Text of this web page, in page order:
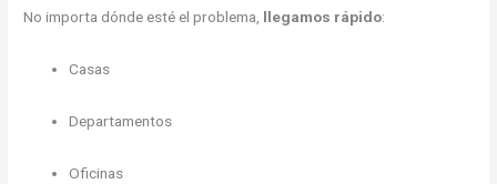
No importa dónde esté el problema, llegamos rápido:
Casas
Departamentos
Oficinas